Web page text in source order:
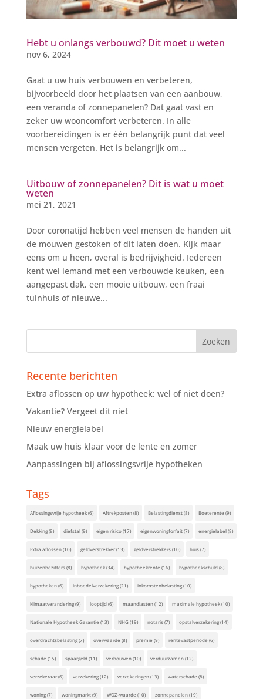
Hebt u onlangs verbouwd? Dit moet u weten
nov 6, 2024
Gaat u uw huis verbouwen en verbeteren,
bijvoorbeeld door het plaatsen van een aanbouw,
een veranda of zonnepanelen? Dat gaat vast en
zeker uw wooncomfort verbeteren. In alle
voorbereidingen is er één belangrijk punt dat veel
mensen vergeten. Het is belangrijk om...
Uitbouw of zonnepanelen? Dit is wat u moet
weten
mei 21, 2021
Door coronatijd hebben veel mensen de handen uit
de mouwen gestoken of dit laten doen. Kijk maar
eens om u heen, overal is bedrijvigheid. Iedereen
kent wel iemand met een verbouwde keuken, een
aangepast dak, een mooie uitbouw, een fraai
tuinhuis of nieuwe...
Recente berichten
Extra aflossen op uw hypotheek: wel of niet doen?
Vakantie? Vergeet dit niet
Nieuw energielabel
Maak uw huis klaar voor de lente en zomer
Aanpassingen bij aflossingsvrije hypotheken
Tags
Aflossingsvrije hypotheek(6) Aftrekposten(8) Belastingdienst(8) Boeterente (9)
Dekking(8) diefstal(9) eigen risico(17) eigenwoningforfait(7) energielabel(8)
Extra aflossen(10) geldverstrekker(13) geldverstrekkers(10) huis(7)
huizenbezitters(8) hypotheek(34) hypotheekrente (16) hypotheekschuld(8)
hypotheken(6) inboedelverzekering(21) inkomstenbelasting(10)
klimaatverandering(9) looptijd(6) maandlasten(12) maximale hypotheek(10)
Nationale Hypotheek Garantie (13) NHG(19) notaris(7) opstalverzekering(14)
overdrachtsbelasting(7) overwaarde (8) premie (9) rentevastperiode (6)
schade (15) spaargeld(11) verbouwen(10) verduurzamen(12)
verzekeraar(6) verzekering(12) verzekeringen(13) waterschade (8)
woning(7) woningmarkt(9) WOZ-waarde (10) zonnepanelen(19)